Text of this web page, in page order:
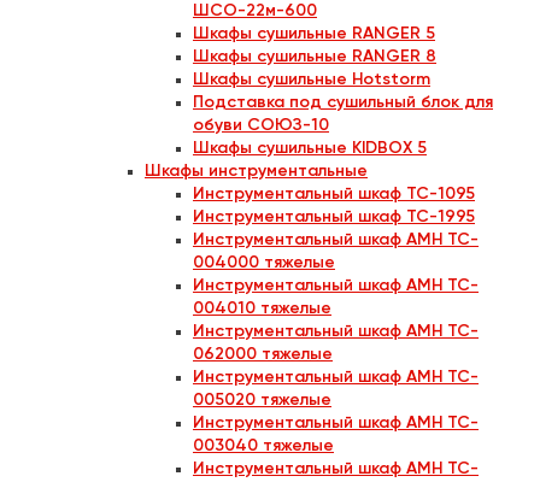
ШСО-22м-600
Шкафы сушильные RANGER 5
Шкафы сушильные RANGER 8
Шкафы сушильные Hotstorm
Подставка под сушильный блок для
обуви СОЮЗ-10
Шкафы сушильные KIDBOX 5
Шкафы инструментальные
Инструментальный шкаф TC-1095
Инструментальный шкаф TC-1995
Инструментальный шкаф AMH TC-
004000 тяжелые
Инструментальный шкаф AMH TC-
004010 тяжелые
Инструментальный шкаф AMH TC-
062000 тяжелые
Инструментальный шкаф AMH TC-
005020 тяжелые
Инструментальный шкаф AMH TC-
003040 тяжелые
Инструментальный шкаф AMH TC-